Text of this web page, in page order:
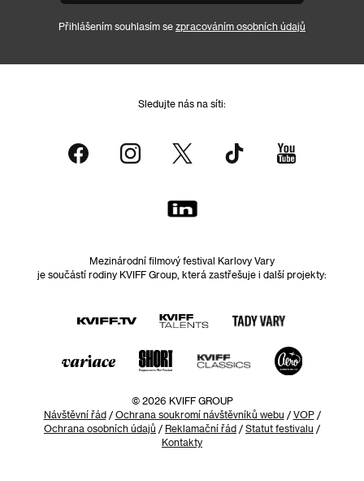
Přihlášením souhlasím se zpracováním osobních údajů
Sledujte nás na síti:
Mezinárodní filmový festival Karlovy Vary
je součástí rodiny KVIFF Group, která zastřešuje i další projekty:
© 2026 KVIFF GROUP
Návštěvní řád/ Ochrana soukromí návštěvníků webu / VOP/
Ochrana osobních údajů / Reklamační řád / Statut festivalu /
Kontakty